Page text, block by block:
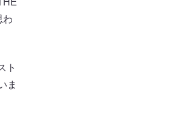
わ
ト
ま